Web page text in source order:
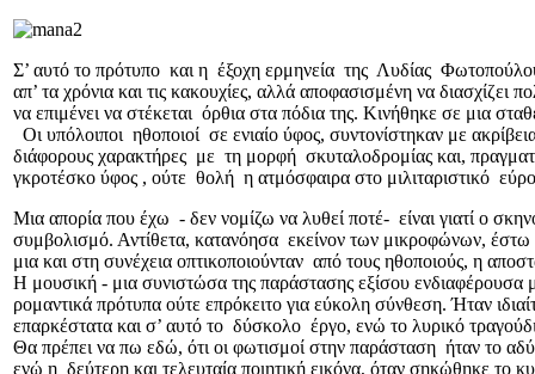
Σ’ αυτό το πρότυπο και η έξοχη ερμηνεία της Λυδίας
απ’ τα χρόνια και τις κακουχίες, αλλά αποφασισμένη να
να επιμένει να στέκεται όρθια στα πόδια της. Κινήθηκε σε μια
Οι υπόλοιποι ηθοποιοί σε ενιαίο ύφος, συντονίστηκαν με
διάφορους χαρακτήρες με τη μορφή σκυταλοδρομίας και,
γκροτέσκο ύφος , ούτε θολή η ατμόσφαιρα στο μιλιταριστικό
Μια απορία που έχω - δεν νομίζω να λυθεί ποτέ- είναι γιατί ο
συμβολισμό. Αντίθετα, κατανόησα εκείνον των μικροφώνων,
μια και στη συνέχεια οπτικοποιούνταν από τους ηθοποιούς, η
Η μουσική - μια συνιστώσα της παράστασης εξίσου
ρομαντικά πρότυπα ούτε επρόκειτο για εύκολη σύνθεση. Ήταν
επαρκέστατα και σ’ αυτό το δύσκολο έργο, ενώ το λυρικό
Θα πρέπει να πω εδώ, ότι οι φωτισμοί στην παράσταση ήταν το
ενώ η δεύτερη και τελευταία ποιητική εικόνα, όταν σηκώθηκε το